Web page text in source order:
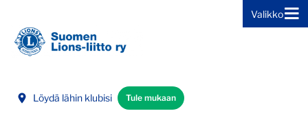
Valikko
Löydä lähin klubisi Tule mukaan